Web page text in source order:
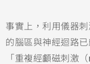
事實上，利用儀器
的腦區與神經迴路
「重複經顱磁刺激